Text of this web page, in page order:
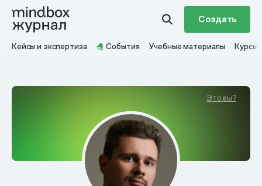
Создать
Кейсы и экспертиза События Учебные материалы Курсы
Это вы?